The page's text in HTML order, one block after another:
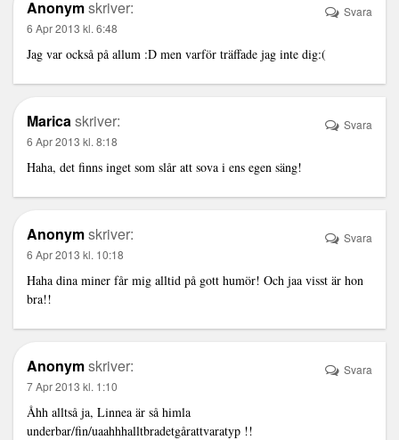
Anonymskriver:
6 Apr 2013 kl. 6:48
Jag var också på allum :D men varför träffade jag inte dig:(
Svara
Maricaskriver:
6 Apr 2013 kl. 8:18
Haha, det finns inget som slår att sova i ens egen säng!
Svara
Anonymskriver:
6 Apr 2013 kl. 10:18
Haha dina miner får mig alltid på gott humör! Och jaa visst är hon
bra!!
Svara
Anonymskriver:
7 Apr 2013 kl. 1:10
Åhh alltså ja, Linnea är så himla
underbar/fin/uaahhhalltbradetgårattvaratyp !!
Svara